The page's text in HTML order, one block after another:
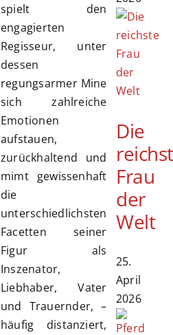
spielt den
engagierten
Regisseur, unter
dessen
regungsarmer Mine
sich zahlreiche
Emotionen
aufstauen,
zurückhaltend und
mimt gewissenhaft
die
unterschiedlichsten
Facetten seiner
Figur als
Inszenator,
Liebhaber, Vater
und Trauernder, –
häufig distanziert,
Die
Frau
der
Welt
25.
April
2026